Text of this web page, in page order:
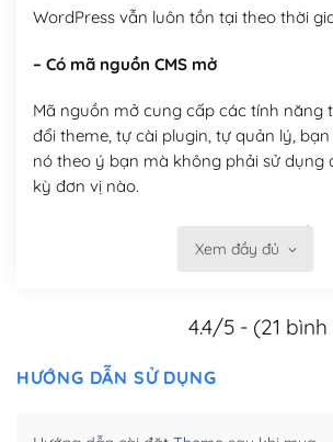
WordPress vẫn luôn tồn tại theo thời
– Có mã nguồn CMS mở
Mã nguồn mở cung cấp các tính năng
đổi theme, tự cài plugin, tự quản lý,
nó theo ý bạn mà không phải sử dụng
kỳ đơn vị nào.
Việc của bạn là đăng ký một tên miền
Xem đầy đủ
4.4/5 - (21
HƯỚNG DẪN SỬ DỤNG